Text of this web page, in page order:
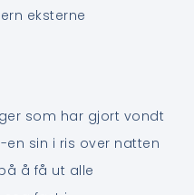
eksterne
som har gjort vondt
en sin i ris over natten
å få ut alle